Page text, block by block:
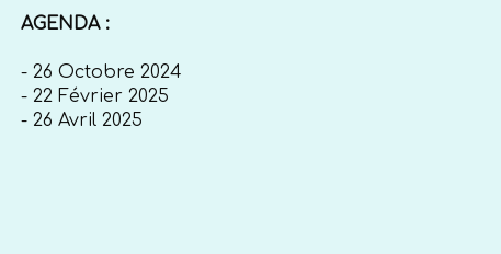
AGENDA :
- 26 Octobre 2024
- 22 Février 2025
- 26 Avril 2025